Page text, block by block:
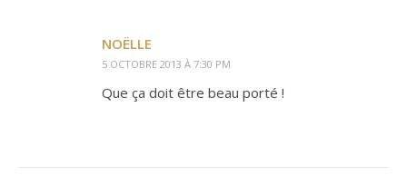
NOËLLE
5 OCTOBRE 2013 À 7:30 PM
Que ça doit être beau porté !